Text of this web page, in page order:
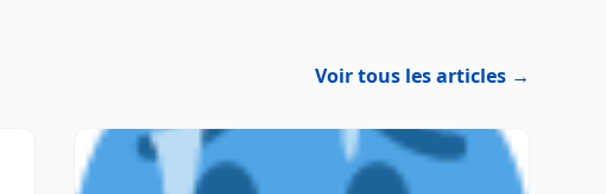
Voir tous les articles →